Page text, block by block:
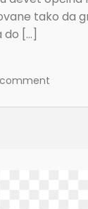
tako da
do […]